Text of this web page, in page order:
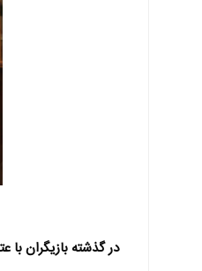
در گذشته بازیگران با